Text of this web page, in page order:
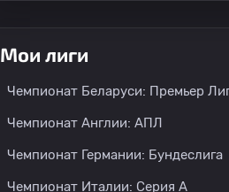
О команде
Мои лиги
Чемпионат Беларуси: Премьер
Чемпионат Англии: АПЛ
Чемпионат Германии: Бундеслига
Чемпионат Италии: Серия А